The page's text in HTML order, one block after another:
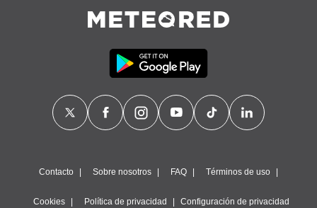
Contacto Sobre nosotros FAQ Términos de uso
Cookies Política de privacidad Configuración de privacidad